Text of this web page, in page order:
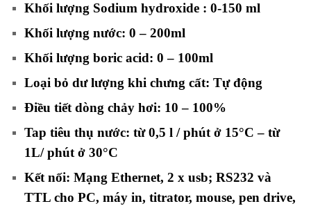
Khối lượng Sodium hydroxide : 0-150 ml
Khối lượng nước: 0 – 200ml
Khối lượng boric acid: 0 – 100ml
Loại bỏ dư lượng khi chưng cất: Tự động
Điều tiết dòng chảy hơi: 10 – 100%
Tap tiêu thụ nước: từ 0,5 l / phút ở 15°C – từ
1L/ phút ở 30°C
Kết nối: Mạng Ethernet, 2 x usb; RS232 và
TTL cho PC, máy in, titrator, mouse, pen drive,